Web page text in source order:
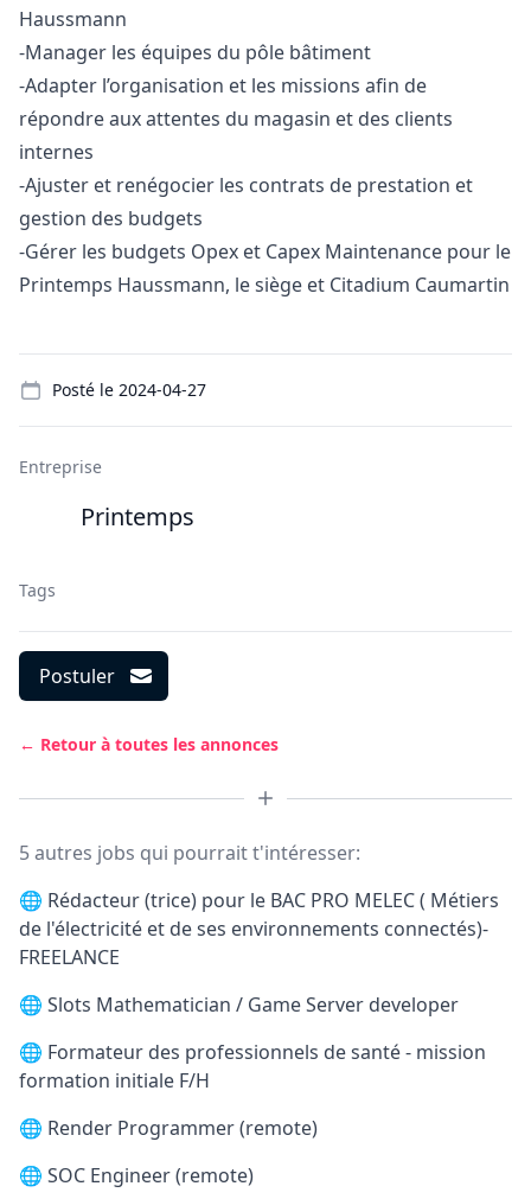
Haussmann
-Manager les équipes du pôle bâtiment
-Adapter l’organisation et les missions afin de
répondre aux attentes du magasin et des clients
internes
-Ajuster et renégocier les contrats de prestation et
gestion des budgets
-Gérer les budgets Opex et Capex Maintenance pour le
Printemps Haussmann, le siège et Citadium Caumartin
Posté le 2024-04-27
Entreprise
Printemps
Tags
Postuler
← Retour à toutes les annonces
5 autres jobs qui pourrait t'intéresser:
🌐 Rédacteur (trice) pour le BAC PRO MELEC ( Métiers
de l'électricité et de ses environnements connectés)-
FREELANCE
🌐 Slots Mathematician / Game Server developer
🌐 Formateur des professionnels de santé - mission
formation initiale F/H
🌐 Render Programmer (remote)
🌐 SOC Engineer (remote)